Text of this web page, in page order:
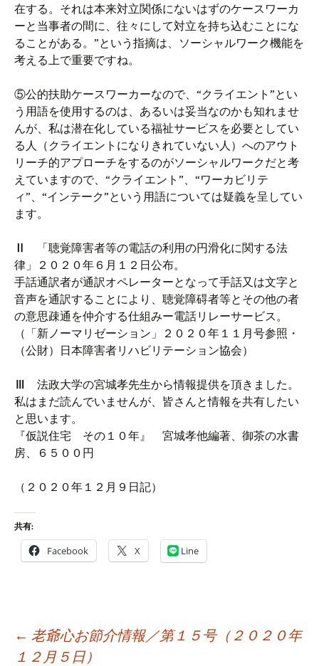
在する。それは本来対立関係にないはずのケースワーカ
ーと当事者の間に、往々にして対立を持ち込むことにな
ることがある。”という指摘は、ソーシャルワーク機能を
考える上で重要ですね。
⑤公的扶助ケースワーカーなので、“クライエント”とい
う用語を使用するのは、あるいは妥当なのかも知れませ
んが、私は潜在化している福祉サービスを必要としてい
る人（クライエントになりきれていない人）へのアウト
リーチ的アプローチをするのがソーシャルワークだと考
えていますので、“クライエント”、“ワーカビリテ
ィ”、“インテーク”という用語については疑義を呈してい
ます。
Ⅱ
「聴覚障害者等の電話の利用の円滑化に関する法
律」２０２０年６月１２日公布。
手話通訳者が通訳オペレーターとなって手話又は文字と
音声を通訳することにより、聴覚障碍者等とその他の者
の意思疎通を仲介する仕組みー電話リレーサービス。
（「新ノーマリゼーション」２０２０年１１月号参照・
（公財）日本障害者リハビリテーション協会）
Ⅲ 法政大学の宮城孝先生から情報提供を頂きました。
私はまだ読んでいませんが、皆さんと情報を共有したい
と思います。
『仮説住宅 その１０年』 宮城孝他編著、御茶の水書
房、６５００円
（２０２０年１２月９日記）
共有:
Facebook X Line
← 老爺心お節介情報／第１５号（２０２０年
１２月５日）